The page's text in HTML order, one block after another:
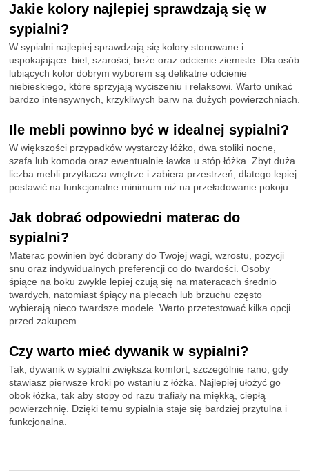
Jakie kolory najlepiej sprawdzają się w
sypialni?
W sypialni najlepiej sprawdzają się kolory stonowane i
uspokajające: biel, szarości, beże oraz odcienie ziemiste. Dla osób
lubiących kolor dobrym wyborem są delikatne odcienie
niebieskiego, które sprzyjają wyciszeniu i relaksowi. Warto unikać
bardzo intensywnych, krzykliwych barw na dużych powierzchniach.
Ile mebli powinno być w idealnej sypialni?
W większości przypadków wystarczy łóżko, dwa stoliki nocne,
szafa lub komoda oraz ewentualnie ławka u stóp łóżka. Zbyt duża
liczba mebli przytłacza wnętrze i zabiera przestrzeń, dlatego lepiej
postawić na funkcjonalne minimum niż na przeładowanie pokoju.
Jak dobrać odpowiedni materac do
sypialni?
Materac powinien być dobrany do Twojej wagi, wzrostu, pozycji
snu oraz indywidualnych preferencji co do twardości. Osoby
śpiące na boku zwykle lepiej czują się na materacach średnio
twardych, natomiast śpiący na plecach lub brzuchu często
wybierają nieco twardsze modele. Warto przetestować kilka opcji
przed zakupem.
Czy warto mieć dywanik w sypialni?
Tak, dywanik w sypialni zwiększa komfort, szczególnie rano, gdy
stawiasz pierwsze kroki po wstaniu z łóżka. Najlepiej ułożyć go
obok łóżka, tak aby stopy od razu trafiały na miękką, ciepłą
powierzchnię. Dzięki temu sypialnia staje się bardziej przytulna i
funkcjonalna.